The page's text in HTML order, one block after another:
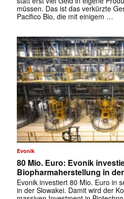
müssen. Das ist das verkürzte
Pacifico Bio, die mit einigem …
Evonik
80 Mio. Euro: Evonik
Biopharmaherstellung in
Evonik investiert 80 Mio. Euro in
in der Slowakei. Damit wird der